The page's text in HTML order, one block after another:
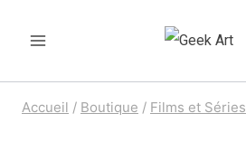
Accueil / Boutique / Films et Séries